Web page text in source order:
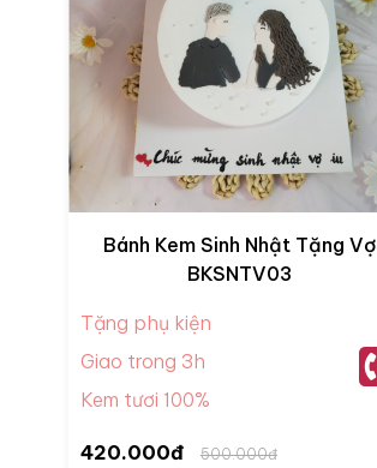
Bánh Kem Sinh Nhật Tặng Vợ
BKSNTV03
Tặng phụ kiện
Giao trong 3h
Kem tươi 100%
420.000đ 500.000đ